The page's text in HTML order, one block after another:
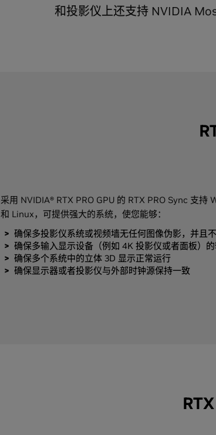
和投影仪上还支持 NVIDIA
采用 NVIDIA® RTX PRO GPU 的 RTX PRO Sync 支持
和 Linux，可提供强大的系统，使您能够：
确保多投影仪系统或视频墙无任何图像伪影，并且
确保多输入显示设备（例如 4K 投影仪或者面板）
确保多个系统中的立体 3D 显示正常运行
确保显示器或者投影仪与外部时钟源保持一致